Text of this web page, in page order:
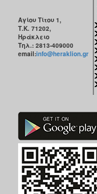
Αγίου Τίτου 1,
Τ.Κ. 71202,
Ηράκλειο
Τηλ.: 2813-409000
email:info@heraklion.gr